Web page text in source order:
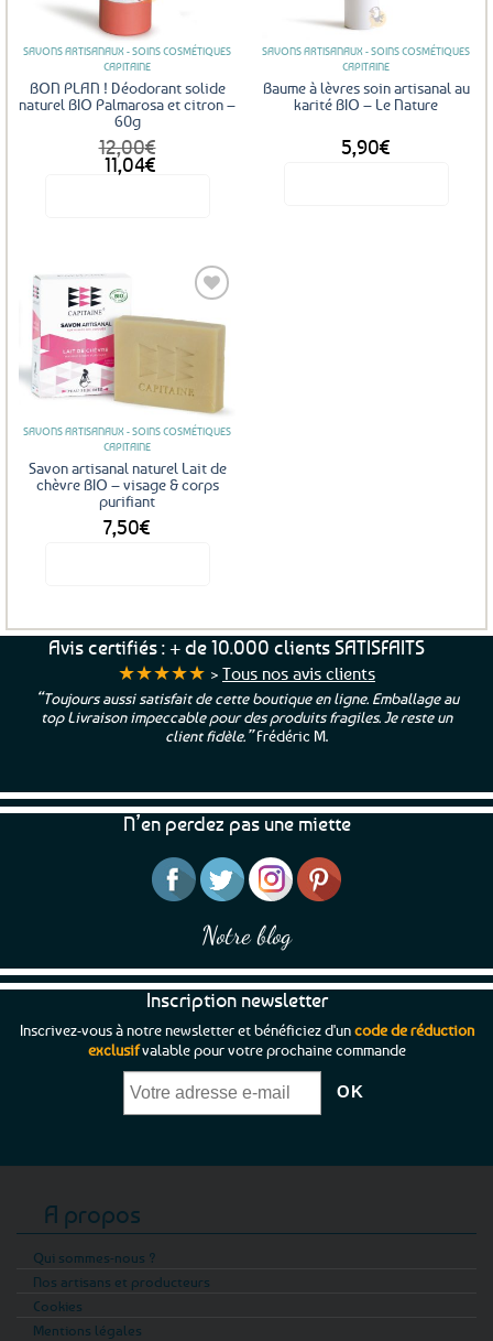
SAVONS ARTISANAUX - SOINS COSMÉTIQUES
CAPITAINE
BON PLAN ! Déodorant solide
naturel BIO Palmarosa et citron –
60g
12,00€
Le
prix
11,04€
Le
prix
SAVONS ARTISANAUX - SOINS COSMÉTIQUES
CAPITAINE
Baume à lèvres soin artisanal au
karité BIO – Le Nature
5,90€
Ajouter
favoris
SAVONS ARTISANAUX - SOINS COSMÉTIQUES
CAPITAINE
Savon artisanal naturel Lait de
chèvre BIO – visage & corps
purifiant
7,50€
Avis certifiés : + de 10.000 clients SATISFAITS
★★★★★ > Tous nos avis clients
“Toujours aussi satisfait de cette boutique en ligne. Emballage au
top Livraison impeccable pour des produits fragiles. Je reste un
client fidèle.”Frédéric M.
N’en perdez pas une miette
Notre blog
Inscription newsletter
Inscrivez-vous à notre newsletter et bénéficiez d'uncode de réduction
exclusifvalable pour votre prochaine commande
A propos
Qui sommes-nous ?
Nos artisans et producteurs
Cookies
Mentions légales